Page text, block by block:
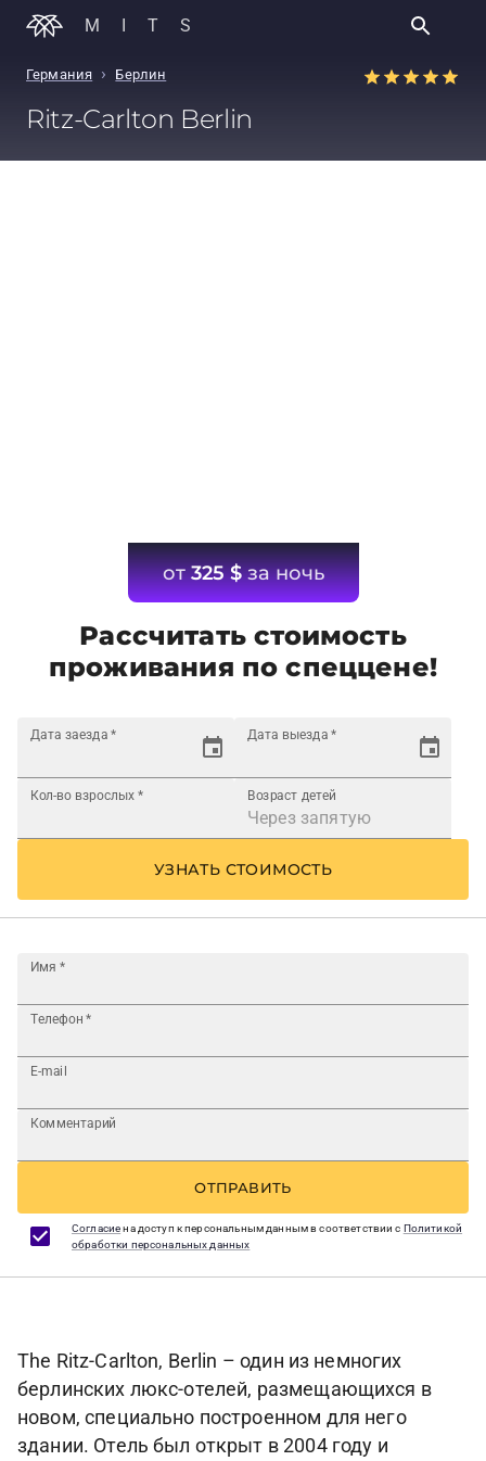
MITS
Германия › Берлин
Ritz-Carlton Berlin
от325 $за ночь
Рассчитать стоимость
проживания по спеццене!
Дата заезда * Дата выезда *
Кол-во взрослых * Возраст детей
УЗНАТЬ СТОИМОСТЬ
Имя *
Телефон *
E-mail
Комментарий
ОТПРАВИТЬ
Согласиена доступ к персональным данным в соответствии с Политикой
обработки персональных данных
The Ritz-Carlton, Berlin – один из немногих
берлинских люкс-отелей, размещающихся в
новом, специально построенном для него
здании. Отель был открыт в 2004 году и